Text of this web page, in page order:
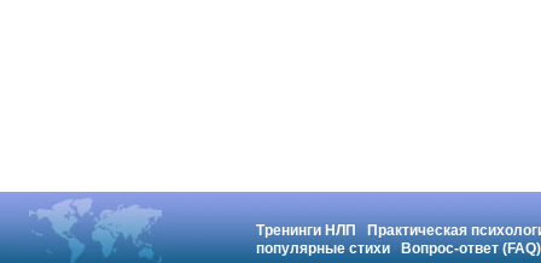
Тренинги НЛП
Практическая
популярные стихи
Вопрос-ответ (FAQ)